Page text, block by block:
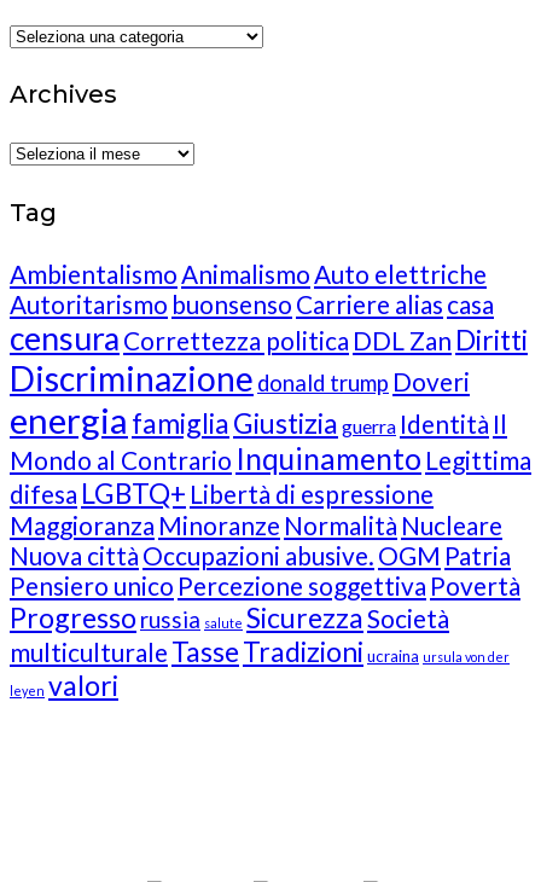
Categories
Archives
Archives
Tag
AmbientalismoAnimalismoAuto elettriche
Autoritarismo buonsenso Carriere alias casa
censura Correttezza politica DDL Zan Diritti
Discriminazione donald trump Doveri
energia famigliaGiustizia guerra Identità Il
Mondo al Contrario Inquinamento Legittima
difesa LGBTQ+ Libertà di espressione
Maggioranza Minoranze Normalità Nucleare
Nuova città Occupazioni abusive. OGM Patria
Pensiero unico Percezione soggettiva Povertà
Progresso russia salute SicurezzaSocietà
multiculturale TasseTradizioni ucraina ursula von der
leyen valori